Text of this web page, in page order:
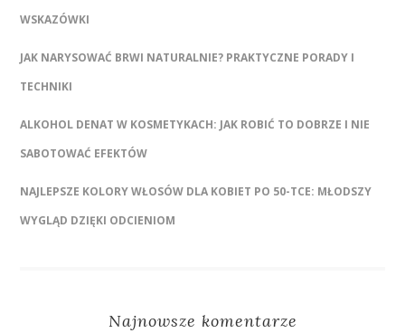
WSKAZÓWKI
JAK NARYSOWAĆ BRWI NATURALNIE? PRAKTYCZNE PORADY I
TECHNIKI
ALKOHOL DENAT W KOSMETYKACH: JAK ROBIĆ TO DOBRZE I NIE
SABOTOWAĆ EFEKTÓW
NAJLEPSZE KOLORY WŁOSÓW DLA KOBIET PO 50-TCE: MŁODSZY
WYGLĄD DZIĘKI ODCIENIOM
Najnowsze komentarze